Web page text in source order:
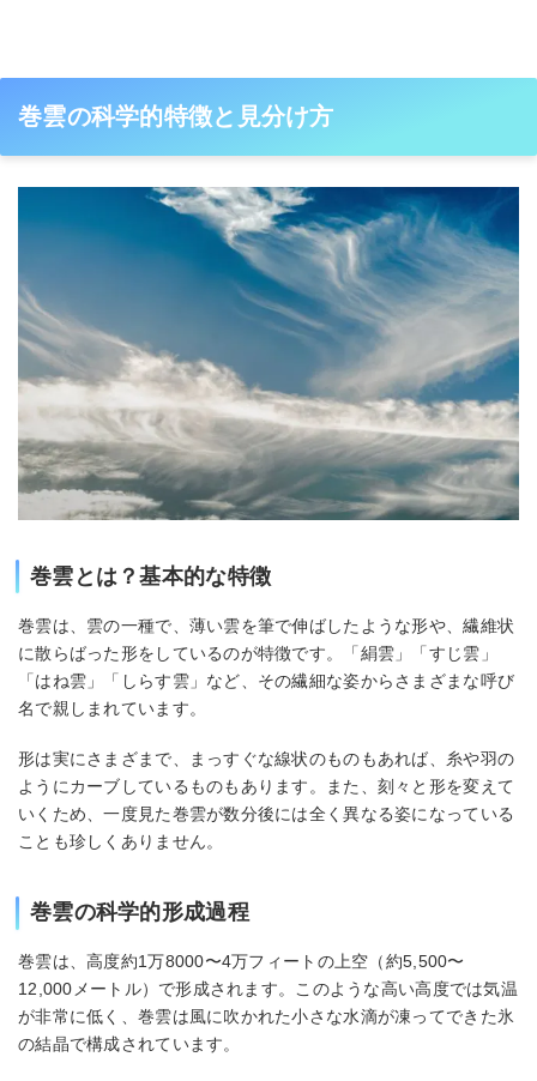
巻雲の科学的特徴と見分け方
巻雲とは？基本的な特徴
巻雲は、雲の一種で、薄い雲を筆で伸ばしたような形や、繊維状
に散らばった形をしているのが特徴です。「絹雲」「すじ雲」
「はね雲」「しらす雲」など、その繊細な姿からさまざまな呼び
名で親しまれています。
形は実にさまざまで、まっすぐな線状のものもあれば、糸や羽の
ようにカーブしているものもあります。また、刻々と形を変えて
いくため、一度見た巻雲が数分後には全く異なる姿になっている
ことも珍しくありません。
巻雲の科学的形成過程
巻雲は、高度約1万8000〜4万フィートの上空（約5,500〜
12,000メートル）で形成されます。このような高い高度では気温
が非常に低く、巻雲は風に吹かれた小さな水滴が凍ってできた氷
の結晶で構成されています。